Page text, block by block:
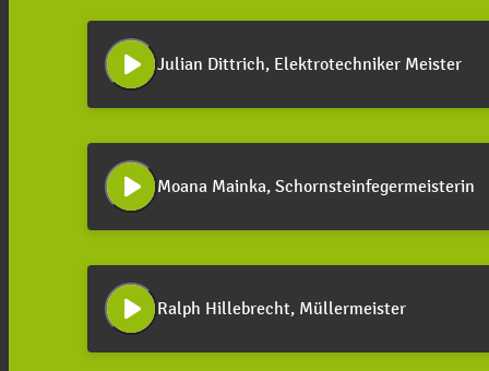
play_arrow Julian Dittrich, Elektrotechniker Meister
play_arrow Moana Mainka, Schornsteinfegermeisterin
play_arrow Ralph Hillebrecht, Müllermeister